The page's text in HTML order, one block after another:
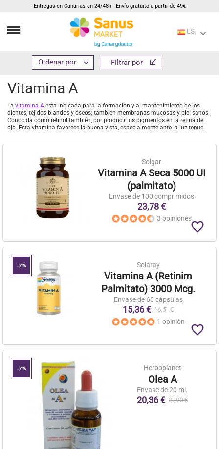
Entregas en Canarias en 24/48h - Envío gratuito a partir de 49€
ES
Suplementos Vitaminas Vitamina A
Vitamina A
La vitamina A está indicada para la formación y al mantenimiento de los
dientes, tejidos blandos y óseos; también membranas mucosas y piel sanos.
Conocida como retinol también, por producir los pigmentos en la retina del
ojo. Esta vitamina favorece la buena vista, especialmente ante la luz tenue.
 Filtrar por
Solgar
Vitamina A Seca 5000 UI
(palmitato)
Envase de 100 comprimidos
23,78 €
3 opiniones
favorite_border
-7% Solaray
Vitamina A (Retinim
Palmitato) 3000 Mcg.
Envase de 60 cápsulas
15,36 € 16,51 €
1 opinión
favorite_border
-7% Herboplanet
Olea A
Envase de 20 ml.
20,36 € 21,90 €
 Filtrar por